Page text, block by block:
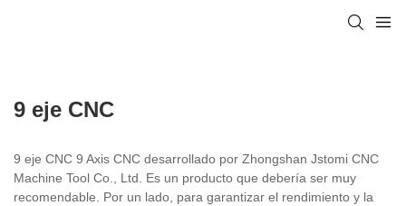
9 eje CNC
9 eje CNC 9 Axis CNC desarrollado por Zhongshan Jstomi CNC
Machine Tool Co., Ltd. Es un producto que debería ser muy
recomendable. Por un lado, para garantizar el rendimiento y la